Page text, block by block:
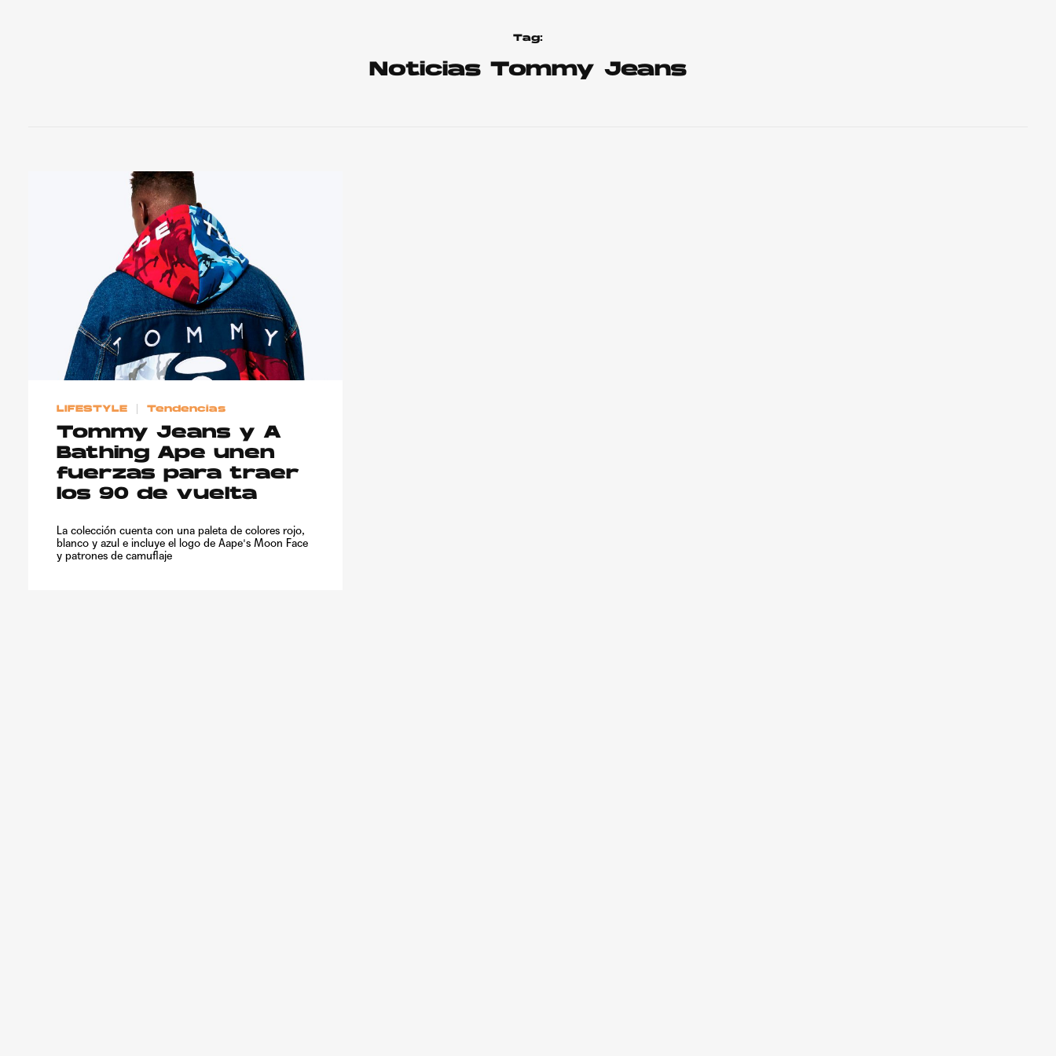
Tag:
Noticias Tommy Jeans
LIFESTYLE Tendencias
Tommy Jeans y A
Bathing Ape unen
fuerzas para traer
los 90 de vuelta
La colección cuenta con una paleta de colores rojo,
blanco y azul e incluye el logo de Aape's Moon Face
y patrones de camuflaje